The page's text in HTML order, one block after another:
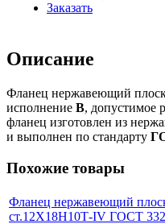
Заказать
Описание
Фланец нержавеющий
исполнение B, допустимое
фланец изготовлен из
и выполнен по стандарту
Похожие товары
Фланец нержавеющий
ст.12Х18Н10Т-IV ГОСТ